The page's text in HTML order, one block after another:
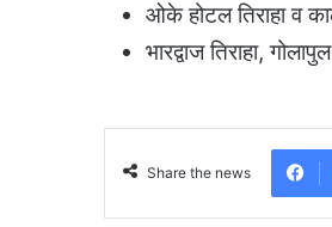
ओके होटल तिराहा व
भारद्वाज तिराहा,
Share the news